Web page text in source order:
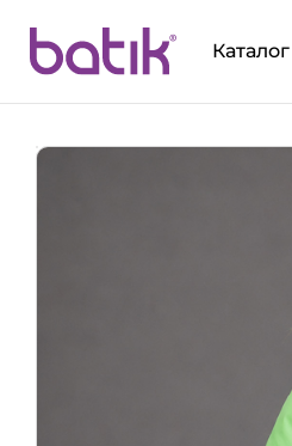
Каталог